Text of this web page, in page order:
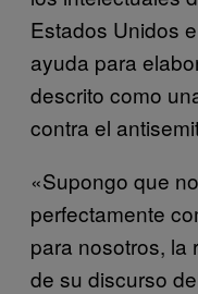
Estados Unidos
ayuda para
descrito como
contra el
«Supongo que
perfectamente
para nosotros, la
de su discurso